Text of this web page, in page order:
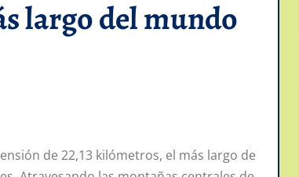
largo del mundo
de 22,13 kilómetros, el más largo de